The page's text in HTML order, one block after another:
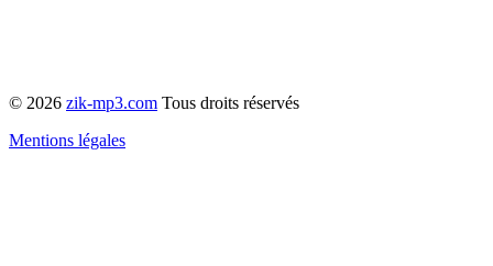
© 2026 zik-mp3.com Tous droits réservés
Mentions légales